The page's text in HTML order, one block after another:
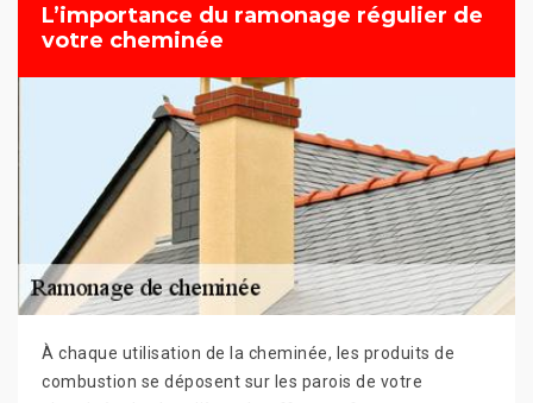
L’importance du ramonage régulier de
votre cheminée
À chaque utilisation de la cheminée, les produits de
combustion se déposent sur les parois de votre